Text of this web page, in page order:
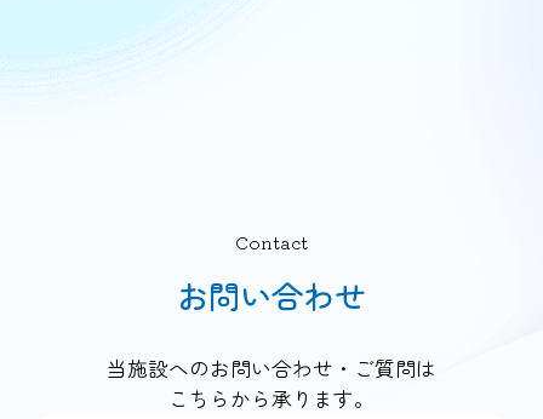
Contact
お問い合わせ
当施設へのお問い合わせ・ご質問は
こちらから承ります。